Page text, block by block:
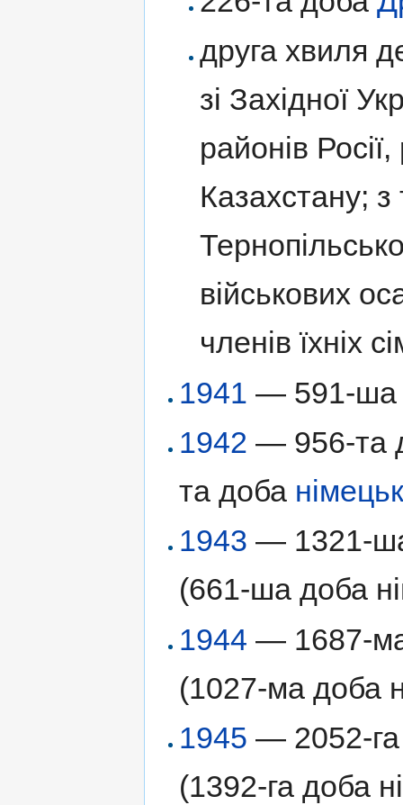
друга хвиля
зі Західної
районів
Казахстану;
військових
членів їхніх
1941 — 591-ша
1942 — 956-та
та доба
1943 — 1321-ша
(661-ша доба
1944 — 1687-ма
(1027-ма доба
1945 — 2052-га
(1392-га доба